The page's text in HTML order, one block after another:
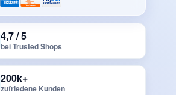
4,7 / 5
bei Trusted Shops
200k+
zufriedene Kunden